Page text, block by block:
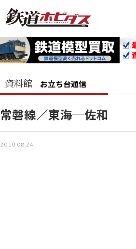
資料館 お立ち台通信
常磐線／東海─佐和
2010.08.24